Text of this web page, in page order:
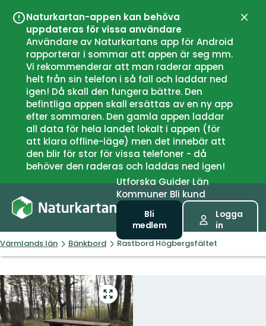
Naturkartan-appen kan behöva
uppdateras för vissa användare
Användare av Naturkartans app för Android
rapporterar i sommar att appen är seg mm.
Vi rekommenderar att man raderar appen
helt från sin telefon i så fall och laddar ned
igen! Då skall den fungera bättre. Den
befintliga appen skall ersättas av en ny app
efter sommaren. Den gamla appen laddar
all data för hela landet lokalt i appen (för
att klara offline-läge) men det innebär att
den blir för stor för vissa telefoner - då
behöver den raderas och laddas ned igen!
UtforskaGuiderLän
Kommuner Bli kund
Bli
medlem
Logga
in
Värmlands län Bänkbord Rastbord Högbergsfältet
Gå
till
helskärmsläge